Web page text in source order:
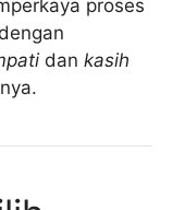
proses
dan kasih